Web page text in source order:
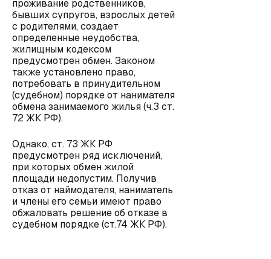
проживание родственников,
бывших супругов, взрослых детей
с родителями, создает
определенные неудобства,
жилищным кодексом
предусмотрен обмен. Законом
также установлено право,
потребовать в принудительном
(судебном) порядке от нанимателя
обмена занимаемого жилья (ч.3 ст.
72 ЖК РФ).
Однако, ст. 73 ЖК РФ
предусмотрен ряд исключений,
при которых обмен жилой
площади недопустим. Получив
отказ от наймодателя, наниматель
и члены его семьи имеют право
обжаловать решение об отказе в
судебном порядке (ст.74 ЖК РФ).